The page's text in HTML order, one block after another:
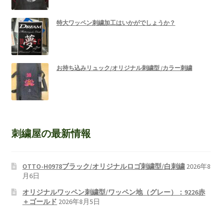
特大ワッペン刺繍加工はいかがでしょうか？
お持ち込みリュック/オリジナル刺繍型 /カラー刺繍
刺繍屋の最新情報
OTTO-H0978ブラック/オリジナルロゴ刺繍型/白刺繍 2026年8
月6日
オリジナルワッペン刺繍型/ワッペン地（グレー）：9226赤
＋ゴールド 2026年8月5日